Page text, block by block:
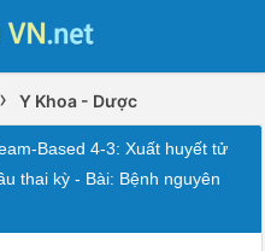
› Y Khoa - Dược
Based 4-3: Xuất huyết tử
thai kỳ - Bài: Bệnh nguyên